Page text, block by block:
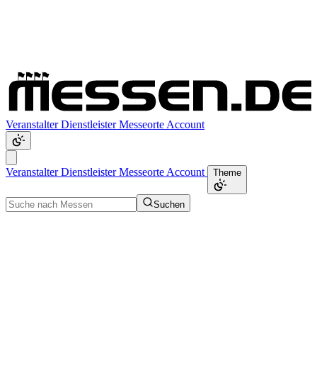
VeranstalterDienstleisterMesseorte Account
VeranstalterDienstleisterMesseorte Account Theme
Suchen